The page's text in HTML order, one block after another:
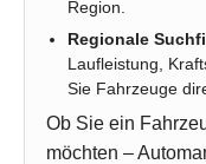
Region.
Regionale
Laufleistung,
Sie Fahrzeuge
Ob Sie ein
möchten –